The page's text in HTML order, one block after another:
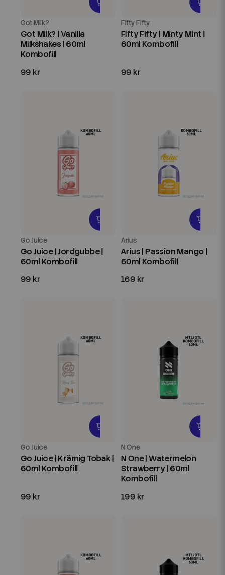
Got Milk?
Got Milk? | Vanilla
Milkshakes | 60ml
Kombofill
99 kr
Fifty Fifty
Fifty Fifty | Minty Mint |
60ml Kombofill
99 kr
Go Juice
Go Juice | Jordgubbe |
60ml Kombofill
99 kr
Arius
Arius | Passion Mango |
60ml Kombofill
169 kr
Go Juice
Go Juice | Krämig Tobak |
60ml Kombofill
99 kr
N One
N One | Watermelon
Strawberry | 60ml
Kombofill
199 kr